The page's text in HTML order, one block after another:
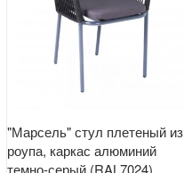
"Марсель" стул плетеный из
роупа, каркас алюминий
темно-серый (RAL7024)